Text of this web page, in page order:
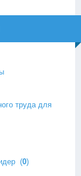
труда для
(0)